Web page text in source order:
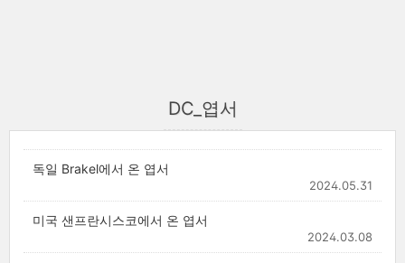
DC_엽서
독일 Brakel에서 온 엽서
2024.05.31
미국 샌프란시스코에서 온 엽서
2024.03.08